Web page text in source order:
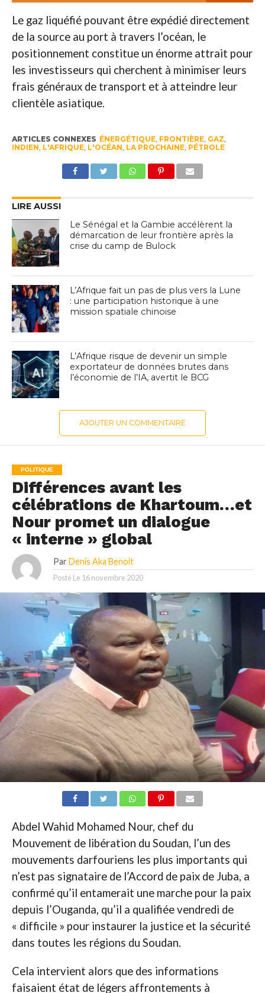
Le gaz liquéfié pouvant être expédié directement
de la source au port à travers l’océan, le
positionnement constitue un énorme attrait pour
les investisseurs qui cherchent à minimiser leurs
frais généraux de transport et à atteindre leur
clientèle asiatique.
ARTICLES CONNEXES ÉNERGÉTIQUE, FRONTIÈRE, GAZ,
INDIEN, L'AFRIQUE, L'OCÉAN, LA PROCHAINE, PÉTROLE
LIRE AUSSI
Le Sénégal et la Gambie accélèrent la
démarcation de leur frontière après la
crise du camp de Bulock
L’Afrique fait un pas de plus vers la Lune
: une participation historique à une
mission spatiale chinoise
L’Afrique risque de devenir un simple
exportateur de données brutes dans
l’économie de l’IA, avertit le BCG
AJOUTER UN COMMENTAIRE
POLITIQUE
Différences avant les
célébrations de Khartoum…et
Nour promet un dialogue
« interne » global
Par Denis Aka Benoit
Posté Le 16 novembre 2020
Abdel Wahid Mohamed Nour, chef du
Mouvement de libération du Soudan, l’un des
mouvements darfouriens les plus importants qui
n’est pas signataire de l’Accord de paix de Juba, a
confirmé qu’il entamerait une marche pour la paix
depuis l’Ouganda, qu’il a qualifiée vendredi de
« difficile » pour instaurer la justice et la sécurité
dans toutes les régions du Soudan.
Cela intervient alors que des informations
faisaient état de légers affrontements à